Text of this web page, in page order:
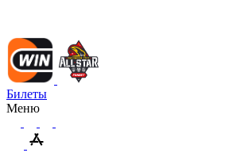
Билеты
Меню